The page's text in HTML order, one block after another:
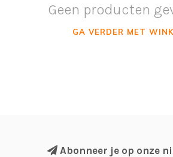
Geen producten
GA VERDER MET
Abonneer je op onze